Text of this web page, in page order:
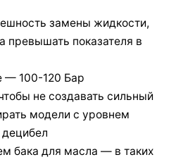
замены жидкости,
превышать показателя в
— 100-120 Бар
не создавать сильный
модели с уровнем
бака для масла — в таких